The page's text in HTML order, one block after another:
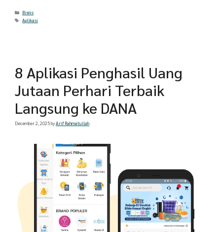
Categories
Bisnis
Tags
Aplikasi
8 Aplikasi Penghasil Uang
Jutaan Perhari Terbaik
Langsung ke DANA
December 2, 2025byArif Rahmatullah